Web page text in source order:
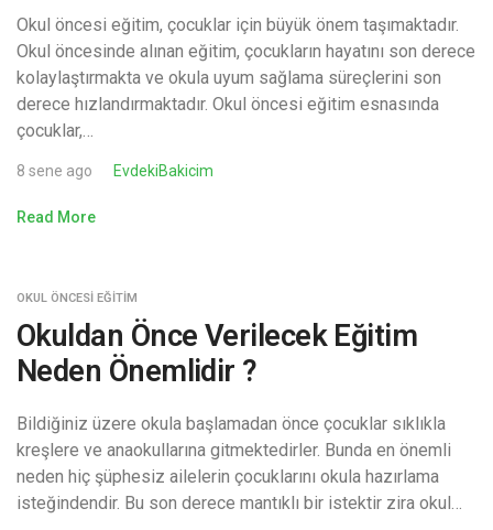
Okul öncesi eğitim, çocuklar için büyük önem taşımaktadır.
Okul öncesinde alınan eğitim, çocukların hayatını son derece
kolaylaştırmakta ve okula uyum sağlama süreçlerini son
derece hızlandırmaktadır. Okul öncesi eğitim esnasında
çocuklar,…
8 sene ago EvdekiBakicim
Read More
OKUL ÖNCESI EĞITIM
Okuldan Önce Verilecek Eğitim
Neden Önemlidir ?
Bildiğiniz üzere okula başlamadan önce çocuklar sıklıkla
kreşlere ve anaokullarına gitmektedirler. Bunda en önemli
neden hiç şüphesiz ailelerin çocuklarını okula hazırlama
isteğindendir. Bu son derece mantıklı bir istektir zira okul…